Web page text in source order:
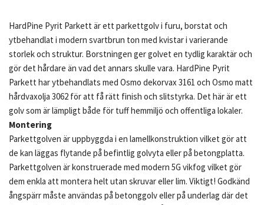
HardPine Pyrit Parkett är ett parkettgolv i furu, borstat och
ytbehandlat i modern svartbrun ton med kvistar i varierande
storlek och struktur. Borstningen ger golvet en tydlig karaktär och
gör det hårdare än vad det annars skulle vara. HardPine Pyrit
Parkett har ytbehandlats med Osmo dekorvax 3161 och Osmo matt
hårdvaxolja 3062 för att få rätt finish och slitstyrka. Det här är ett
golv som är lämpligt både för tuff hemmiljö och offentliga lokaler.
Montering
Parkettgolven är uppbyggda i en lamellkonstruktion vilket gör att
de kan läggas flytande på befintlig golvyta eller på betongplatta.
Parkettgolven är konstruerade med modern 5G vikfog vilket gör
dem enkla att montera helt utan skruvar eller lim. Viktigt! Godkänd
ångspärr måste användas på betonggolv eller på underlag där det